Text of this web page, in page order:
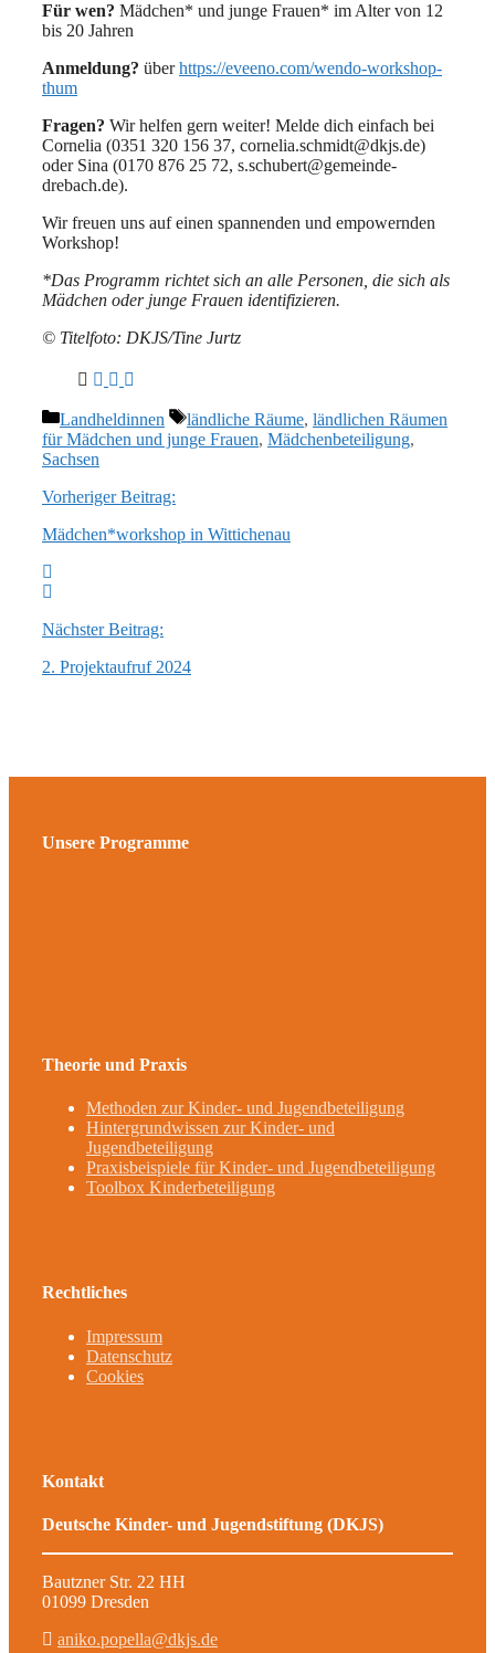
Für wen? Mädchen* und junge Frauen* im Alter von 12
bis 20 Jahren
Anmeldung? überhttps://eveeno.com/wendo-workshop-
thum
Fragen? Wir helfen gern weiter! Melde dich einfach bei
Cornelia (0351 320 156 37, cornelia.schmidt@dkjs.de)
oder Sina (0170 876 25 72, s.schubert@gemeinde-
drebach.de).
Wir freuen uns auf einen spannenden und empowernden
Workshop!
*Das Programm richtet sich an alle Personen, die sich als
Mädchen oder junge Frauen identifizieren.
© Titelfoto: DKJS/Tine Jurtz
Kategorien
Landheldinnen Schlagwörter
ländliche Räume, ländlichen Räumen
für Mädchen und junge Frauen, Mädchenbeteiligung,
Sachsen
Vorheriger Beitrag:
Mädchen*workshop in Wittichenau
Nächster Beitrag:
2. Projektaufruf 2024
Unsere Programme
Theorie und Praxis
Methoden zur Kinder- und Jugendbeteiligung
Hintergrundwissen zur Kinder- und
Jugendbeteiligung
Praxisbeispiele für Kinder- und Jugendbeteiligung
Toolbox Kinderbeteiligung
Rechtliches
Impressum
Datenschutz
Cookies
Kontakt
Deutsche Kinder- und Jugendstiftung (DKJS)
Bautzner Str. 22 HH
01099 Dresden
aniko.popella@dkjs.de